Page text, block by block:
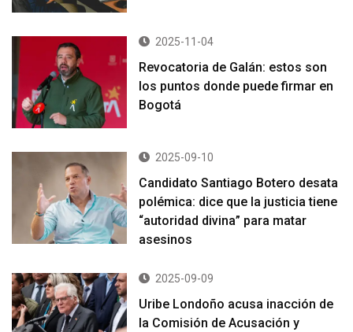
2025-11-04
Revocatoria de Galán: estos son
los puntos donde puede firmar en
Bogotá
2025-09-10
Candidato Santiago Botero desata
polémica: dice que la justicia tiene
“autoridad divina” para matar
asesinos
2025-09-09
Uribe Londoño acusa inacción de
la Comisión de Acusación y